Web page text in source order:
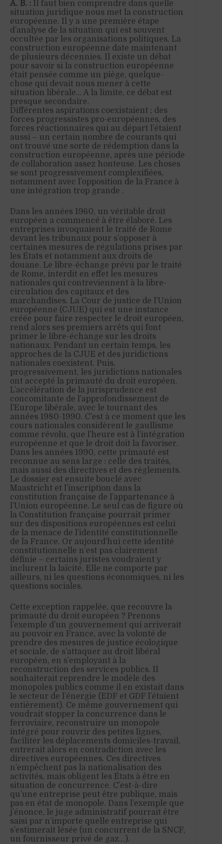
A. B. : Il faut bien comprendre dans quelle
situation juridique nous met la construction
européenne. Il y a une première étape
d’analyse de la situation qui est souvent
occultée par les organisations politiques. La
construction européenne date maintenant
de plusieurs décennies. Il existe un débat
pour savoir si la construction européenne
était pensée comme un piège, quelque-
chose qui devait nous mener à cette
situation libérale… A la limite, ce débat est
presque secondaire.
Différentes aspirations coexistaient ; des
forces progressistes pro-européennes, des
forces réactionnaires qui au départ l’étaient
aussi – un certain nombre de courants qui
ont trouvé une sorte de rédemption dans la
construction européenne, après une période
de collaboration assez honteuse. Les choses
se sont progressivement complexifiées,
notamment avec l’opposition de la France à
une intégration trop grande .
Dans les années 1960, un véritable droit
européen a commencé à être élaboré. Les
entreprises invoquaient le traité de Rome
devant les tribunaux pour s’opposer à
certaines mesures de régulations prises par
les États et notamment aux droits de
douane. Le libre-échange prévu par le traité
de Rome, interdit en effet les mesures
nationales qui contreviennent à la libre-
circulation des capitaux et des
marchandises. La Cour de justice de l’Union
européenne (CJUE) qui est une instance
créée pour faire respecter le droit européen,
rend alors ses premiers arrêts qui font
primer le libre-échange sur les droits
nationaux. Pendant un certain temps, les
approches de la CJUE et des juridictions
nationales coexistent. Puis,
progressivement, les juridictions nationales
ont accepté la primauté du droit européen.
L’accélération de la jurisprudence est
concomitante de l’approfondissement de
l’Europe libérale, avec le tournant des
années 1980-1990. C’est à ce moment que les
cours nationales considèrent le gaullisme
comme révolu, que l’heure est à l’intégration
européenne et que le droit doit la favoriser.
Dans les années 1990, cette primauté est
reconnue au sens large : celle des traités,
mais aussi des directives et des règlements.
Le dossier est ensuite bouclé avec
Maastricht et l’inscription dans la
constitution française de l’appartenance à
l’Union européenne. Le seul cas de figure où
la Constitution française pourrait primer
sur des dispositions européennes est celui
de la menace de l’identité constitutionnelle
de la France. Or aujourd’hui cette identité
constitutionnelle n’est pas clairement
définie – certains juristes voudraient y
inclurent la laïcité. Elle ne comporte par
ailleurs, ni les questions économiques, ni les
questions sociales.
Cette exception rappelée, que recouvre la
primauté du droit européen ? Prenons
l’exemple d’un gouvernement qui arriverait
au pouvoir en France, avec la volonté de
prendre des mesures de justice écologique
et sociale, de s’attaquer au droit libéral
européen, en s’employant à la
reconstruction des services publics. Il
souhaiterait reprendre le modèle des
monopoles publics comme il en existait dans
le secteur de l’énergie (EDF et GDF l’étaient
entièrement). Ce même gouvernement qui
voudrait stopper la concurrence dans le
ferroviaire, reconstruire un monopole
intégré pour rouvrir des petites lignes,
faciliter les déplacements domiciles-travail,
entrerait alors en contradiction avec les
directives européennes. Ces directives
n’empêchent pas la nationalisation des
activités, mais obligent les États à être en
situation de concurrence. C’est-à-dire
qu’une entreprise peut être publique, mais
pas en état de monopole. Dans l’exemple que
j’énonce, le juge administratif pourrait être
saisi par n’importe quelle entreprise qui
s’estimerait lésée (un concurrent de la SNCF,
un fournisseur privé de gaz…).